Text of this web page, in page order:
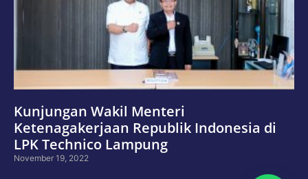
Kunjungan Wakil Menteri
Ketenagakerjaan Republik Indonesia di
LPK Technico Lampung
November 19, 2022